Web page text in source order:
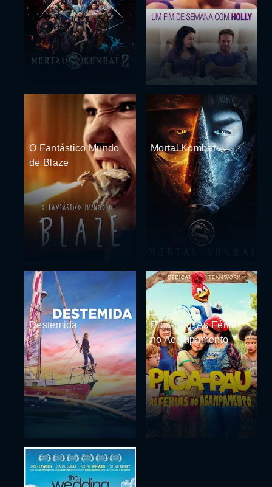
O Fantástico Mundo
de Blaze
Mortal Kombat
Destemida
Pica-Pau: As Férias
no Acampamento